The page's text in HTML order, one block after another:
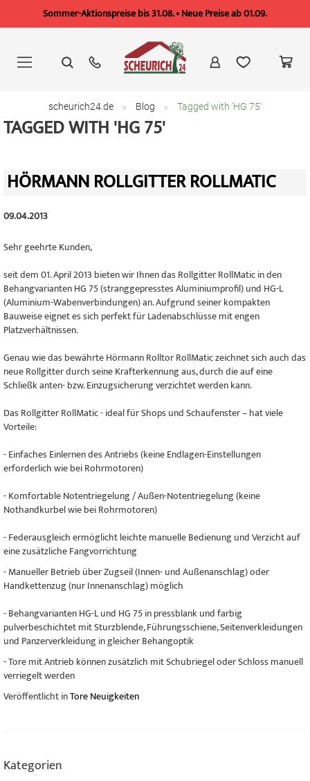
Sommer-Aktionspreise bis 31.08. • Neue Preise ab 01.09.
springen
scheurich24.de Blog Tagged with 'HG 75'
TAGGED WITH 'HG 75'
HÖRMANN ROLLGITTER ROLLMATIC
09.04.2013
Sehr geehrte Kunden,
seit dem 01. April 2013 bieten wir Ihnen das Rollgitter RollMatic in den
Behangvarianten HG 75 (stranggepresstes Aluminiumprofil) und HG-L
(Aluminium-Wabenverbindungen) an. Aufgrund seiner kompakten
Bauweise eignet es sich perfekt für Ladenabschlüsse mit engen
Platzverhältnissen.
Genau wie das bewährte Hörmann Rolltor RollMatic zeichnet sich auch das
neue Rollgitter durch seine Krafterkennung aus, durch die auf eine
Schließk anten- bzw. Einzugsicherung verzichtet werden kann.
Das Rollgitter RollMatic - ideal für Shops und Schaufenster – hat viele
Vorteile:
- Einfaches Einlernen des Antriebs (keine Endlagen-Einstellungen
erforderlich wie bei Rohrmotoren)
- Komfortable Notentriegelung / Außen-Notentriegelung (keine
Nothandkurbel wie bei Rohrmotoren)
- Federausgleich ermöglicht leichte manuelle Bedienung und Verzicht auf
eine zusätzliche Fangvorrichtung
- Manueller Betrieb über Zugseil (Innen- und Außenanschlag) oder
Handkettenzug (nur Innenanschlag) möglich
- Behangvarianten HG-L und HG 75 in pressblank und farbig
pulverbeschichtet mit Sturzblende, Führungsschiene, Seitenverkleidungen
und Panzerverkleidung in gleicher Behangoptik
- Tore mit Antrieb können zusätzlich mit Schubriegel oder Schloss manuell
verriegelt werden
Veröffentlicht inTore Neuigkeiten
Kategorien